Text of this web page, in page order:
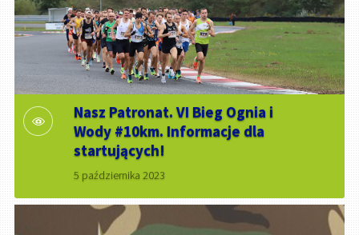
Nasz Patronat. VI Bieg Ognia i
Wody #10km. Informacje dla
startujących!
5 października 2023